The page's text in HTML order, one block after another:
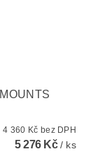
4 360 Kč bez DPH
5 276 Kč/ ks